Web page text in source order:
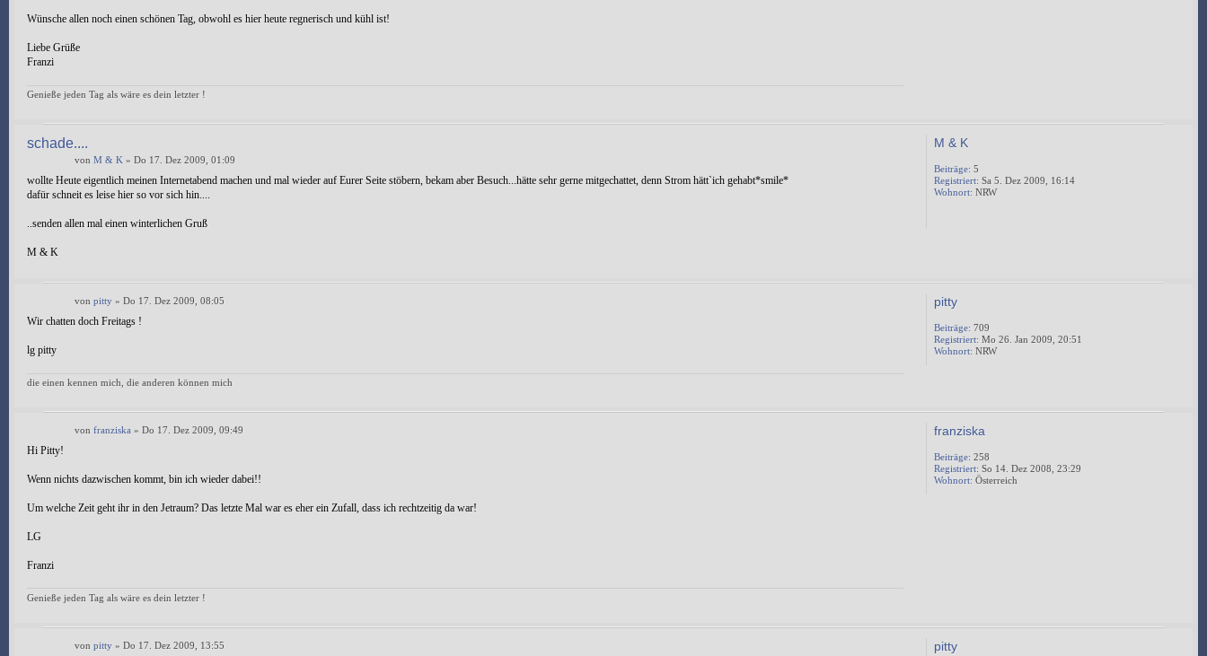
Wünsche allen noch einen schönen Tag, obwohl es hier heute regnerisch und kühl ist!
Liebe Grüße
Franzi
Genieße jeden Tag als wäre es dein letzter !
schade....
von M & K » Do 17. Dez 2009, 01:09
wollte Heute eigentlich meinen Internetabend machen und mal wieder auf Eurer Seite stöbern, bekam aber Besuch...hätte sehr gerne mitgechattet, denn Strom hätt`ich gehabt*smile*
dafür schneit es leise hier so vor sich hin....
..senden allen mal einen winterlichen Gruß
M & K
M & K
Beiträge: 5
Registriert: Sa 5. Dez 2009, 16:14
Wohnort: NRW
von pitty » Do 17. Dez 2009, 08:05
Wir chatten doch Freitags !
lg pitty
die einen kennen mich, die anderen können mich
pitty
Beiträge: 709
Registriert: Mo 26. Jan 2009, 20:51
Wohnort: NRW
von franziska » Do 17. Dez 2009, 09:49
Hi Pitty!
Wenn nichts dazwischen kommt, bin ich wieder dabei!!
Um welche Zeit geht ihr in den Jetraum? Das letzte Mal war es eher ein Zufall, dass ich rechtzeitig da war!
LG
Franzi
Genieße jeden Tag als wäre es dein letzter !
franziska
Beiträge: 258
Registriert: So 14. Dez 2008, 23:29
Wohnort: Österreich
von pitty » Do 17. Dez 2009, 13:55 pitty